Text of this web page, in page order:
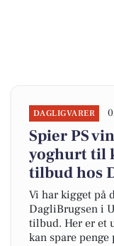
DAGLIGVARER
Spier PS
yoghurt til
tilbud hos
Vi har kigget på
DagliBrugsen i
tilbud. Her er et
kan spare